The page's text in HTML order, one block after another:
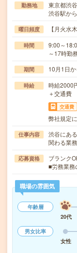
勤務地
東京都渋
渋谷駅か
曜日頻度 【月火水
時間
9:00～
～17時勤
期間 10月1日か
時給
時給2000
＋交通費
交通費
弊社規定
仕事内容
渋谷にあ
関わる業
応募資格
ブランク
■労務業務
職場の雰囲気
年齢層
20代
男女比率
女性